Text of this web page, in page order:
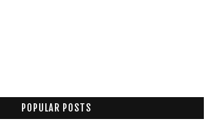
POPULAR POSTS